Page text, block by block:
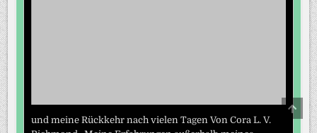
und meine Rückkehr nach vielen Tagen Von Cora L. V.
TO
TOP